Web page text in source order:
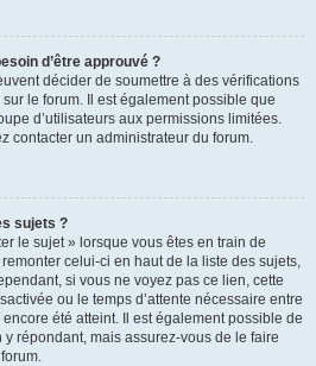
d’être approuvé ?
décider de soumettre à des vérifications
le forum. Il est également possible que
d’utilisateurs aux permissions limitées.
contacter un administrateur du forum.
sujets ?
le sujet » lorsque vous êtes en train de
celui-ci en haut de la liste des sujets,
si vous ne voyez pas ce lien, cette
ou le temps d’attente nécessaire entre
encore été atteint. Il est également possible de
répondant, mais assurez-vous de le faire